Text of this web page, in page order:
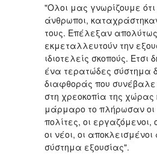
"Oλοι μας γνωρίζουμε
άνθρωποι,
τους. Επέλεξαν
εκμεταλλευτούν την
ιδιοτελείς σκοπούς. Ετσι
ένα τερατώδες σύστημα
διαφθοράς που συνέβαλε
στη χρεοκοπία της χώρας
μάρμαρο το πλήρωσαν οι
πολίτες, οι εργαζόμενοι,
οι νέοι, οι
σύστημα εξουσίας".